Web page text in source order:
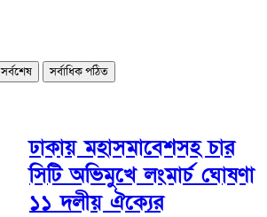
সর্বশেষ সর্বাধিক পঠিত
ঢাকায় মহাসমাবেশসহ চার
সিটি অভিমুখে লংমার্চ ঘোষণা
১১ দলীয় ঐক্যের